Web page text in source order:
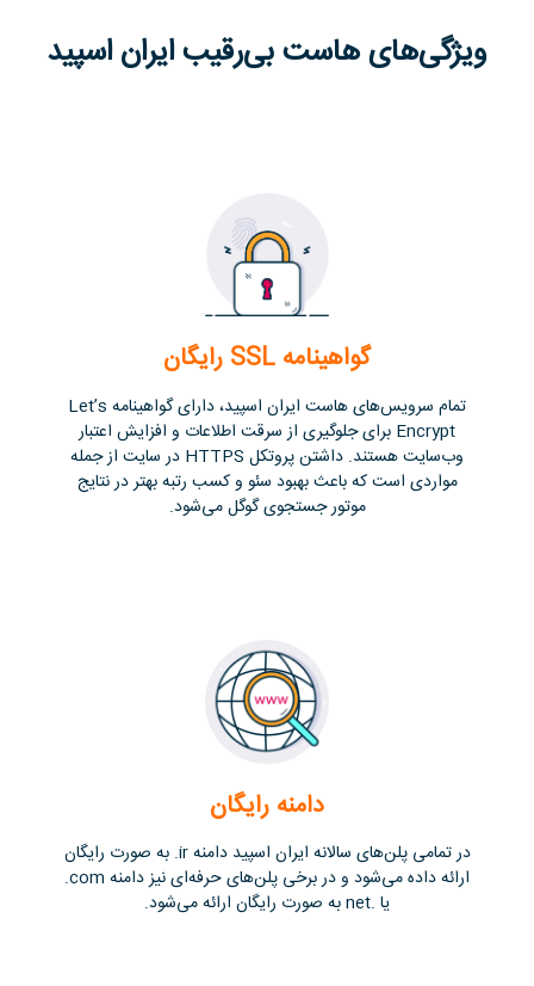
ویژگی‌های هاست بی‌رقیب ایران اسپید
گواهینامه SSL رایگان
تمام سرویس‌های هاست ایران اسپید، دارای گواهینامه‌ Let’s
Encrypt برای جلوگیری از سرقت اطلاعات و افزایش اعتبار
وب‌سایت هستند. داشتن پروتکل HTTPS در سایت از جمله
مواردی است که باعث بهبود سئو و کسب رتبه بهتر در نتایج
موتور جستجوی گوگل می‌شود.
دامنه رایگان
در تمامی پلن‌های سالانه ایران اسپید دامنه ir. به صورت رایگان
ارائه داده می‌شود و در برخی پلن‌های حرفه‌ای نیز دامنه com.
یا .net به صورت رایگان ارائه می‌شود.